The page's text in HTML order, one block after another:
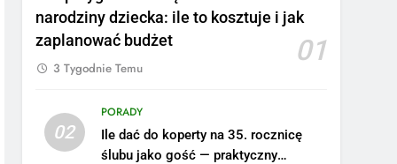
narodziny dziecka: ile to kosztuje i jak
zaplanować budżet
01
3 Tygodnie Temu
02
PORADY
Ile dać do koperty na 35. rocznicę
ślubu jako gość — praktyczny